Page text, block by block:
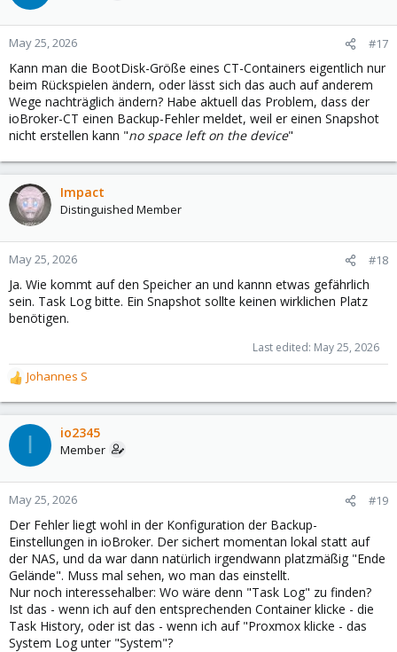
o
n
:
May 25, 2026 #17
Kann man die BootDisk-Größe eines CT-Containers eigentlich nur
beim Rückspielen ändern, oder lässt sich das auch auf anderem
Wege nachträglich ändern? Habe aktuell das Problem, dass der
ioBroker-CT einen Backup-Fehler meldet, weil er einen Snapshot
nicht erstellen kann "no space left on the device"
Impact
Distinguished Member
May 25, 2026 #18
Ja. Wie kommt auf den Speicher an und kannn etwas gefährlich
sein. Task Log bitte. Ein Snapshot sollte keinen wirklichen Platz
benötigen.
Last edited: May 25, 2026
R
e
a
c
t
o
n
:
Johannes S
I io2345
Member
May 25, 2026 #19
Der Fehler liegt wohl in der Konfiguration der Backup-
Einstellungen in ioBroker. Der sichert momentan lokal statt auf
der NAS, und da war dann natürlich irgendwann platzmäßig "Ende
Gelände". Muss mal sehen, wo man das einstellt.
Nur noch interessehalber: Wo wäre denn "Task Log" zu finden?
Ist das - wenn ich auf den entsprechenden Container klicke - die
Task History, oder ist das - wenn ich auf "Proxmox klicke - das
System Log unter "System"?